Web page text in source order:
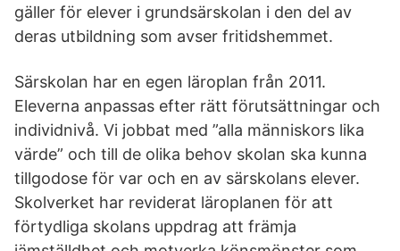
gäller för elever i grundsärskolan i den del av
deras utbildning som avser fritidshemmet.
Särskolan har en egen läroplan från 2011.
Eleverna anpassas efter rätt förutsättningar och
individnivå. Vi jobbat med ”alla människors lika
värde” och till de olika behov skolan ska kunna
tillgodose för var och en av särskolans elever.
Skolverket har reviderat läroplanen för att
förtydliga skolans uppdrag att främja